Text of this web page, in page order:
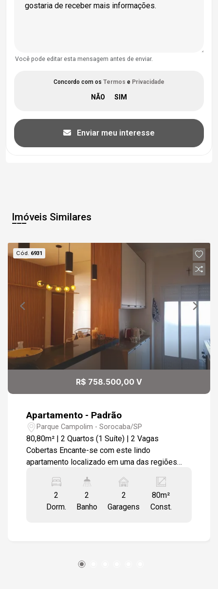
Você pode editar esta mensagem antes de enviar.
Concordo com os Termos e Privacidade
Enviar meu interesse
Imóveis Similares
Cód. 6931
R$ 758.500,00 V
Apartamento - Padrão
Parque Campolim - Sorocaba/SP
80,80m² | 2 Quartos (1 Suíte) | 2 Vagas
Cobertas Encante-se com este lindo
apartamento localizado em uma das regiões
amplos e bem distribuídos, o imóvel oferece
conforto, praticidade e excelente infraestrutura.
Detalhes do imóvel: Sala ampla com sacada
Portaria 24 horas e total segurança Piscinas
2
Dorm.
2
Banho
2
Garagens
80m²
Const.